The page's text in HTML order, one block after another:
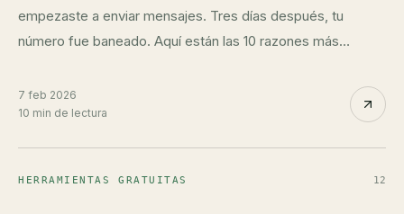
empezaste a enviar mensajes. Tres días después, tu
número fue baneado. Aquí están las 10 razones más
7 feb 2026
10 min de lectura
HERRAMIENTAS GRATUITAS 12